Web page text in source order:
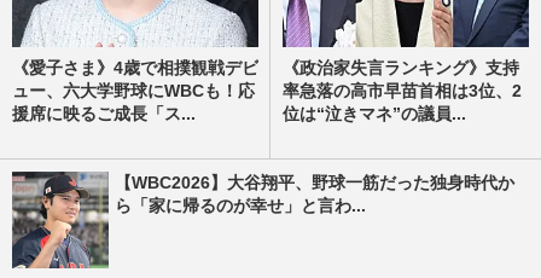
《愛子さま》4歳で相撲観戦デビ
ュー、六大学野球にWBCも！応
援席に映るご成長「ス...
《政治家失言ランキング》支持
率急落の高市早苗首相は3位、2
位は“泣きマネ”の議員...
【WBC2026】大谷翔平、野球一筋だった独身時代か
ら「家に帰るのが幸せ」と言わ...